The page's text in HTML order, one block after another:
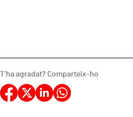
T'ha agradat? Comparteix-ho